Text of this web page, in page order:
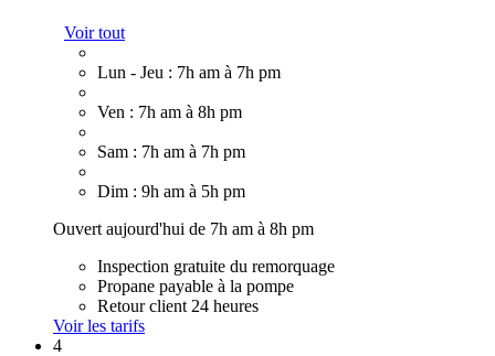
Voir tout
Lun - Jeu : 7h am à 7h pm
Ven : 7h am à 8h pm
Sam : 7h am à 7h pm
Dim : 9h am à 5h pm
Ouvert aujourd'hui de 7h am à 8h pm
Inspection gratuite du remorquage
Propane payable à la pompe
Retour client 24 heures
Voir les tarifs
4